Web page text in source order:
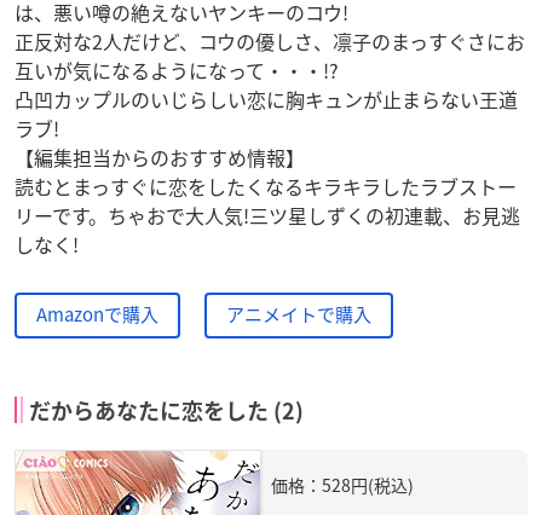
は、悪い噂の絶えないヤンキーのコウ!
正反対な2人だけど、コウの優しさ、凛子のまっすぐさにお
互いが気になるようになって・・・!?
凸凹カップルのいじらしい恋に胸キュンが止まらない王道
ラブ!
【編集担当からのおすすめ情報】
読むとまっすぐに恋をしたくなるキラキラしたラブストー
リーです。ちゃおで大人気!三ツ星しずくの初連載、お見逃
しなく!
Amazonで購入 アニメイトで購入
だからあなたに恋をした (2)
価格：528円(税込)